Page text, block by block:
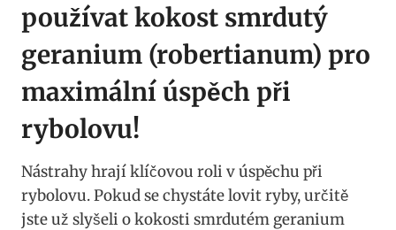
používat kokost smrdutý
geranium (robertianum) pro
maximální úspěch při ​
rybolovu!
Nástrahy hrají klíčovou​ roli‌ v úspěchu při
rybolovu. Pokud​ se chystáte lovit ⁤ryby, určitě
jste už ‍slyšeli‍ o kokosti smrdutém geranium